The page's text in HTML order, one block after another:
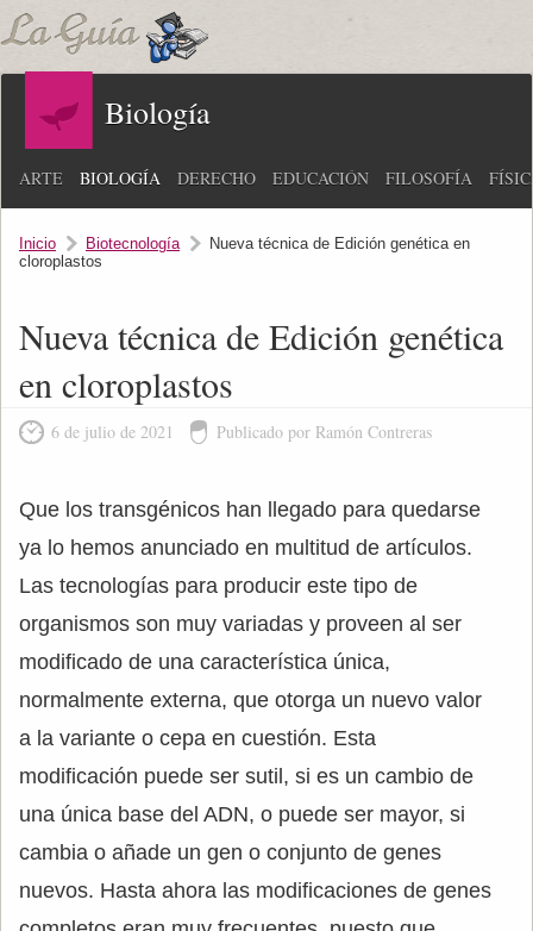
Biología
ARTE BIOLOGÍA DERECHO EDUCACIÓN FILOSOFÍA
Inicio Biotecnología
Nueva técnica de Edición genética en
cloroplastos
Nueva técnica de Edición genética
en cloroplastos
6 de julio de 2021 Publicado por Ramón Contreras
Que los transgénicos han llegado para quedarse
ya lo hemos anunciado en multitud de artículos.
Las tecnologías para producir este tipo de
organismos son muy variadas y proveen al ser
modificado de una característica única,
normalmente externa, que otorga un nuevo valor
a la variante o cepa en cuestión. Esta
modificación puede ser sutil, si es un cambio de
una única base del ADN, o puede ser mayor, si
cambia o añade un gen o conjunto de genes
nuevos. Hasta ahora las modificaciones de genes